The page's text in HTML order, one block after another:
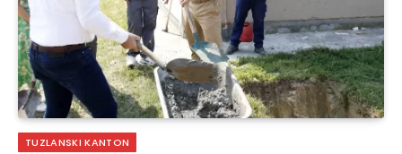
TUZLANSKI KANTON